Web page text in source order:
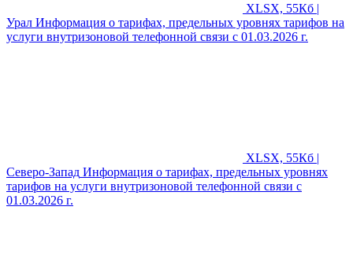
XLSX, 55Кб |
Урал Информация о тарифах, предельных уровнях тарифов на
услуги внутризоновой телефонной связи с 01.03.2026 г.
XLSX, 55Кб |
Северо-Запад Информация о тарифах, предельных уровнях
тарифов на услуги внутризоновой телефонной связи с
01.03.2026 г.